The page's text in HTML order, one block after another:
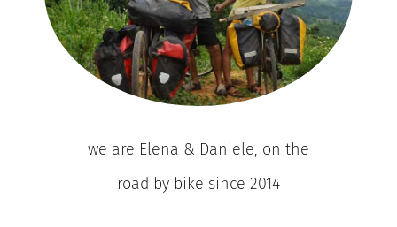
we are Elena & Daniele, on the
road by bike since 2014